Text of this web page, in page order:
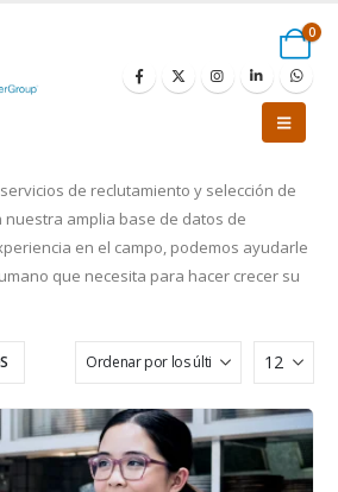
0
de reclutamiento y selección de
nuestra amplia base de datos de
en el campo, podemos ayudarle
que necesita para hacer crecer su